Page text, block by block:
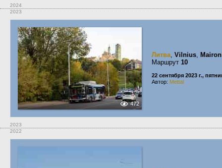
2024
2023
472
Литва, Vilnius,
Маршрут 10
22 сентября 2023 г.,
Автор: Mettal
2023
2022